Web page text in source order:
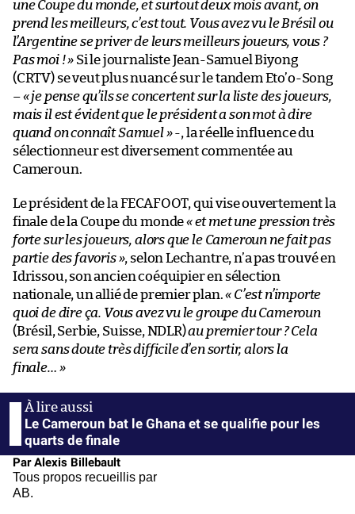
une Coupe du monde, et surtout deux mois avant, on
prend les meilleurs, c’est tout. Vous avez vu le Brésil ou
l’Argentine se priver de leurs meilleurs joueurs, vous ?
Pas moi ! » Si le journaliste Jean-Samuel Biyong
(CRTV) se veut plus nuancé sur le tandem Eto’o-Song
–« je pense qu’ils se concertent sur la liste des joueurs,
mais il est évident que le président a son mot à dire
quand on connaît Samuel »-, la réelle influence du
sélectionneur est diversement commentée au
Cameroun.
Le président de la FECAFOOT, qui vise ouvertement la
finale de la Coupe du monde« et met une pression très
forte sur les joueurs, alors que le Cameroun ne fait pas
partie des favoris », selon Lechantre, n’a pas trouvé en
Idrissou, son ancien coéquipier en sélection
nationale, un allié de premier plan.« C’est n’importe
quoi de dire ça. Vous avez vu le groupe du Cameroun
(Brésil, Serbie, Suisse, NDLR)au premier tour ? Cela
sera sans doute très difficile d’en sortir, alors la
finale… »
Le Cameroun bat le Ghana et se qualifie pour les
quarts de finale
Par Alexis Billebault
Tous propos recueillis par
AB.